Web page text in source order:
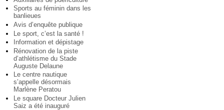
Sports au féminin dans les
banlieues
Avis d’enquête publique
Le sport, c’est la santé !
Information et dépistage
Rénovation de la piste
d’athlétisme du Stade
Auguste Delaune
Le centre nautique
s’appelle désormais
Marlène Peratou
Le square Docteur Julien
Saiz a été inauguré